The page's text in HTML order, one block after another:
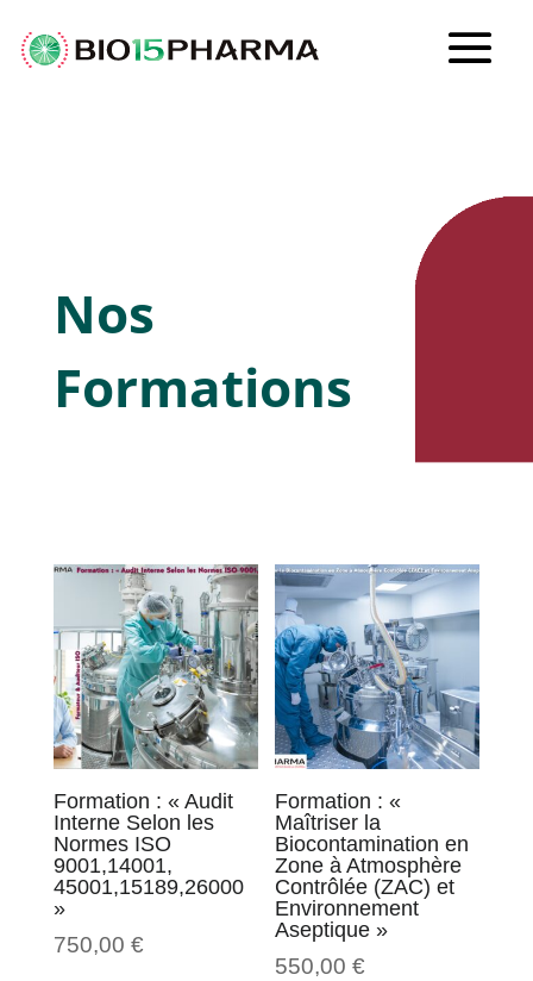
Nos
Formations
Formation : « Audit
Interne Selon les
Normes ISO
9001,14001,
45001,15189,26000
»
750,00 €
Formation : «
Maîtriser la
Biocontamination en
Zone à Atmosphère
Contrôlée (ZAC) et
Environnement
Aseptique »
550,00€